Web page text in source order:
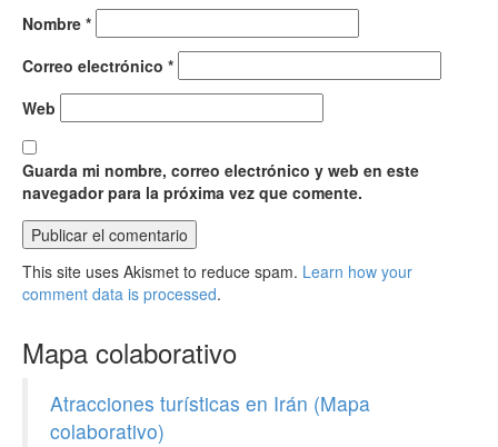
Nombre *
Correo electrónico *
Web
Guarda mi nombre, correo electrónico y web en este
navegador para la próxima vez que comente.
This site uses Akismet to reduce spam. Learn how your
comment data is processed.
Mapa colaborativo
Atracciones turísticas en Irán (Mapa
colaborativo)